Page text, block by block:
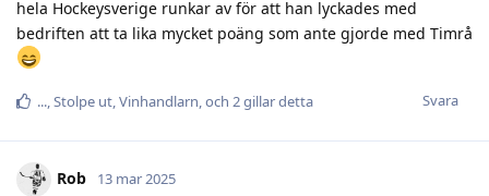
hela Hockeysverige runkar av för att han lyckades med
bedriften att ta lika mycket poäng som ante gjorde med Timrå
Svara
.​.​.​,Stolpe ut,Vinhandlarn, och 2gillar detta
Rob 13 mar 2025